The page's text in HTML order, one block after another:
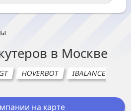
в Москве
HOVERBOT IBALANCE
на карте